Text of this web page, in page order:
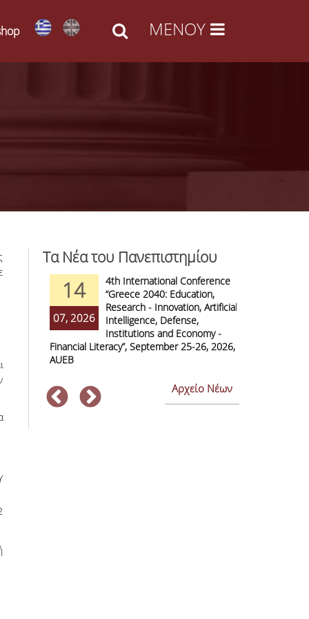
Τα Νέα του Πανεπιστημίου
Arts -
14
07, 2026
4th International Conference
“Greece 2040: Education,
Research - Innovation, Artificial
Intelligence, Defense,
Institutions and Economy -
Financial Literacy”, September 25-26, 2026,
AUEB
Αρχείο Νέων